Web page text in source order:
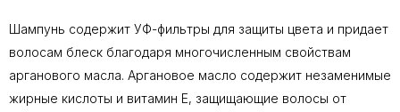
Шампунь содержит УФ-фильтры для защиты цвета и придает
волосам блеск благодаря многочисленным свойствам
арганового масла. Аргановое масло содержит незаменимые
жирные кислоты и витамин Е, защищающие волосы от